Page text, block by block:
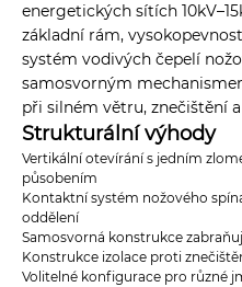
energetických sítích
základní rám,
systém vodivých čepelí
samosvorným
při silném větru, znečištění
Strukturální výhody
Vertikální otevírání s jedním
působením
Kontaktní systém nožového
oddělení
Samosvorná konstrukce
Konstrukce izolace proti
Volitelné konfigurace pro různé